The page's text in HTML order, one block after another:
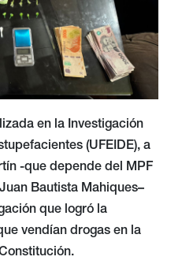
en la Investigación
(UFEIDE), a
-que depende del MPF
Bautista Mahiques–
que logró la
vendían drogas en la